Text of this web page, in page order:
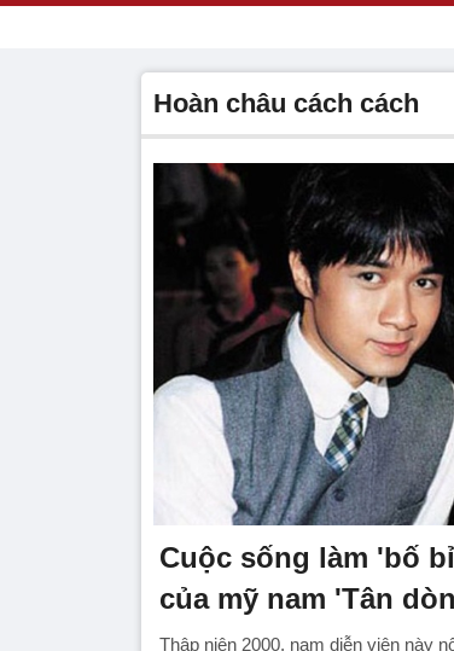
hoàn châu cách cách
Cuộc sống làm 'bố
của mỹ nam 'Tân
Thập niên 2000, nam diễn viên này